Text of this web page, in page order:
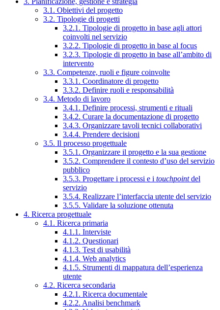
3.1. Obiettivi del progetto
3.2. Tipologie di progetti
3.2.1. Tipologie di progetto in base agli attori
coinvolti nel servizio
3.2.2. Tipologie di progetto in base al focus
3.2.3. Tipologie di progetto in base all’ambito di
intervento
3.3. Competenze, ruoli e figure coinvolte
3.3.1. Coordinatore di progetto
3.3.2. Definire ruoli e responsabilità
3.4. Metodo di lavoro
3.4.1. Definire processi, strumenti e rituali
3.4.2. Curare la documentazione di progetto
3.4.3. Organizzare tavoli tecnici collaborativi
3.4.4. Prendere decisioni
3.5. Il processo progettuale
3.5.1. Organizzare il progetto e la sua gestione
3.5.2. Comprendere il contesto d’uso del servizio
pubblico
3.5.3. Progettare i processi e i touchpointdel
servizio
3.5.4. Realizzare l’interfaccia utente del servizio
3.5.5. Validare la soluzione ottenuta
4. Ricerca progettuale
4.1. Ricerca primaria
4.1.1. Interviste
4.1.2. Questionari
4.1.3. Test di usabilità
4.1.4. Web analytics
4.1.5. Strumenti di mappatura dell’esperienza
utente
4.2. Ricerca secondaria
4.2.1. Ricerca documentale
4.2.2. Analisi benchmark